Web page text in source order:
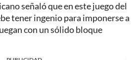
señaló que en este juego del
tener ingenio para imponerse a
con un sólido bloque